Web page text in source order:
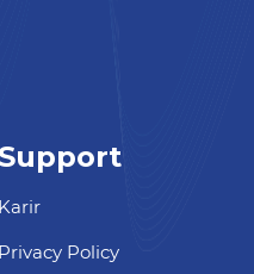
Support
Karir
Privacy Policy